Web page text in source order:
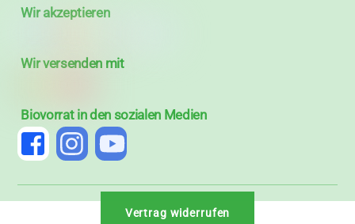
Wir akzeptieren
Wir versenden mit
Biovorrat in den sozialen Medien
Vertrag widerrufen